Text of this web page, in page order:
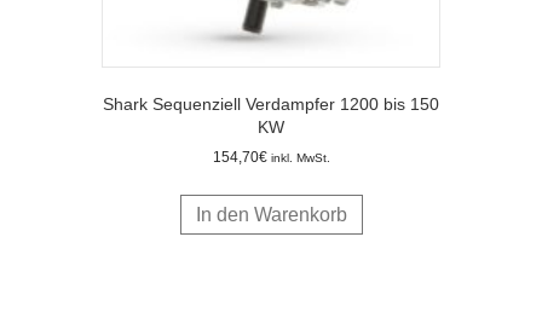
Shark Sequenziell Verdampfer 1200 bis 150
KW
154,70€ inkl. MwSt.
In den Warenkorb